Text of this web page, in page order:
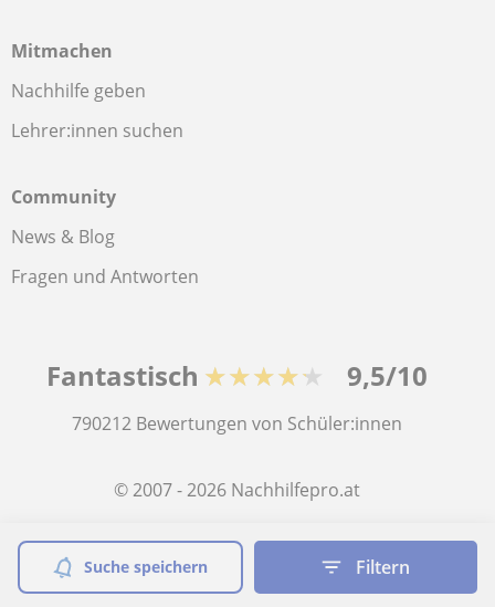
Suche speichern Filtern
Mitmachen
Nachhilfe geben
Lehrer:innen suchen
Community
News & Blog
Fragen und Antworten
Fantastisch ★★★★★ 9,5/10
790212 Bewertungen von Schüler:innen
© 2007 - 2026 Nachhilfepro.at
Sitemap:Private Lehrkräfte